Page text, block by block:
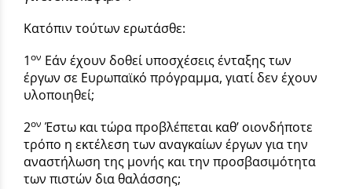
Κατόπιν τούτων ερωτάσθε:
1ον Εάν έχουν δοθεί υποσχέσεις ένταξης των
έργων σε Ευρωπαϊκό πρόγραμμα, γιατί δεν έχουν
υλοποιηθεί;
2ον Έστω και τώρα προβλέπεται καθ’ οιονδήποτε
τρόπο η εκτέλεση των αναγκαίων έργων για την
αναστήλωση της μονής και την προσβασιμότητα
των πιστών δια θαλάσσης;